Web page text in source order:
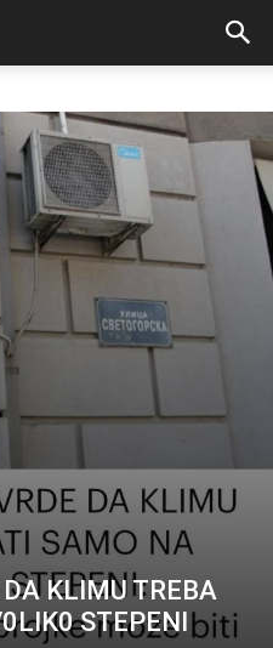
KLIMU TREBA
STEPENI